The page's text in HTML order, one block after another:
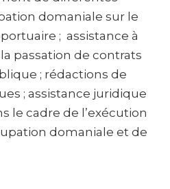
domaniale sur le
; assistance à
passation de contrats
; rédactions de
; assistance juridique
le cadre de l’exécution
domaniale et de